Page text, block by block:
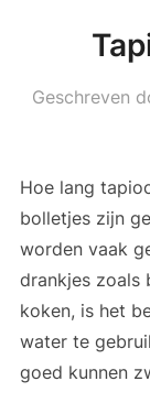
Geschreven
Hoe lang
bolletjes zijn
worden vaak
drankjes zoals
koken, is het
water te
goed kunnen